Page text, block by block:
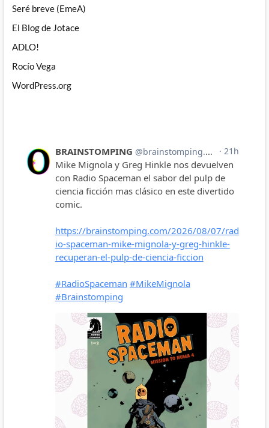
Seré breve (EmeA)
El Blog de Jotace
ADLO!
Rocío Vega
WordPress.org